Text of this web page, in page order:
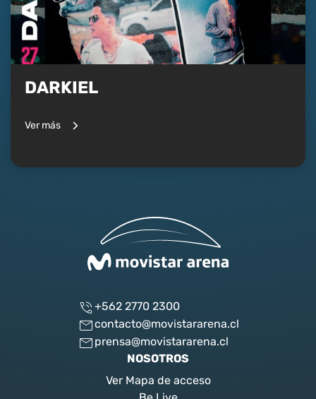
DARKIEL
Ver más
+562 2770 2300
contacto@movistararena.cl
prensa@movistararena.cl
NOSOTROS
Ver Mapa de acceso